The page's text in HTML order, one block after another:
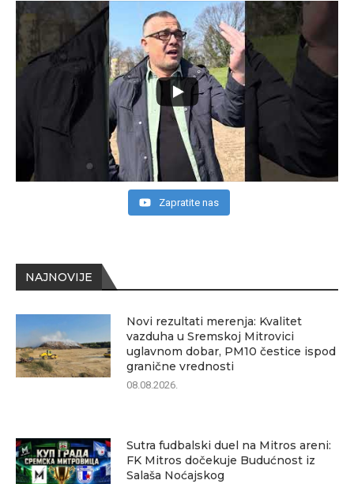
NAJNOVIJE
Novi rezultati merenja: Kvalitet
vazduha u Sremskoj Mitrovici
uglavnom dobar, PM10 čestice ispod
granične vrednosti
08.08.2026.
Sutra fudbalski duel na Mitros areni:
FK Mitros dočekuje Budućnost iz
Salaša Noćajskog
Zapratite nas